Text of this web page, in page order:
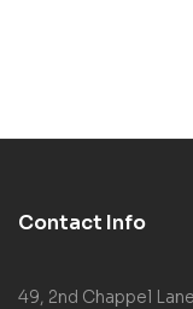
Contact Info
49, 2nd Chappel